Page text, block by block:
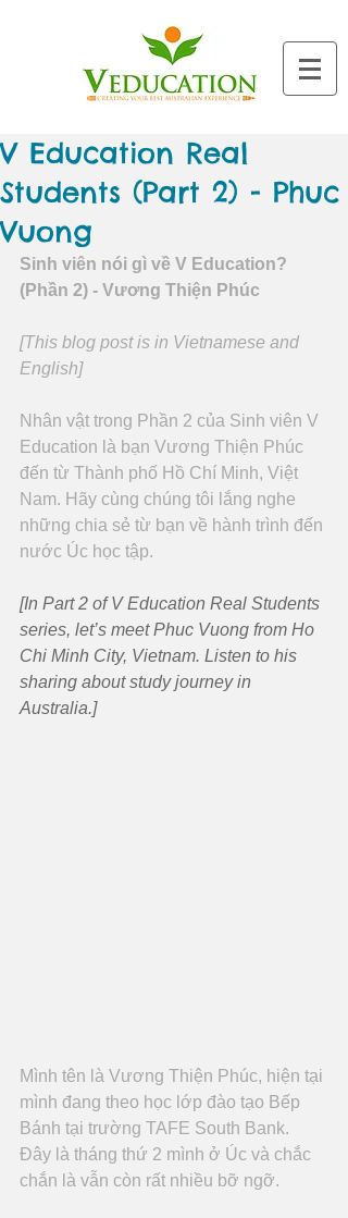
V Education Real
Students (Part 2) - Phuc
Vuong
Sinh viên nói gì về V Education?
(Phần 2) - Vương Thiện Phúc
[This blog post is in Vietnamese and
English]
Nhân vật trong Phần 2 của Sinh viên V
Education là bạn Vương Thiện Phúc
đến từ Thành phố Hồ Chí Minh, Việt
Nam. Hãy cùng chúng tôi lắng nghe
những chia sẻ từ bạn về hành trình đến
nước Úc học tập.
[In Part 2 of V Education Real Students
series, let’s meet Phuc Vuong from Ho
Chi Minh City, Vietnam. Listen to his
sharing about study journey in
Australia.]
Mình tên là Vương Thiện Phúc, hiện tại
mình đang theo học lớp đào tạo Bếp
Bánh tại trường TAFE South Bank.
Đây là tháng thứ 2 mình ở Úc và chắc
chắn là vẫn còn rất nhiều bỡ ngỡ.